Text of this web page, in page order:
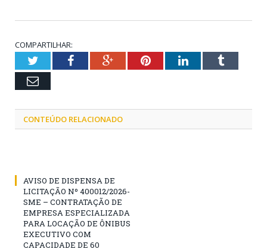
COMPARTILHAR:
TwitterFacebookGoogle+PinterestLinkedInTumblr
Email
CONTEÚDO RELACIONADO
AVISO DE DISPENSA DE
LICITAÇÃO Nº 400012/2026-
SME – CONTRATAÇÃO DE
EMPRESA ESPECIALIZADA
PARA LOCAÇÃO DE ÔNIBUS
EXECUTIVO COM
CAPACIDADE DE 60